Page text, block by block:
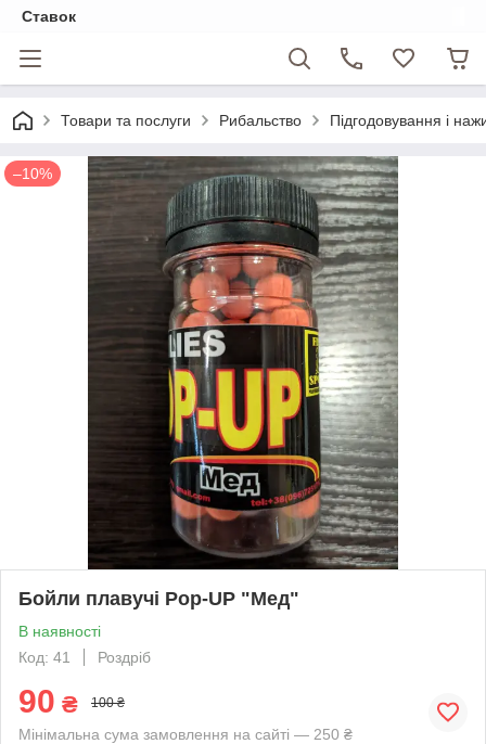
Ставок
Товари та послуги Рибальство Підгодовування і
–10%
Бойли плавучі Pop-UP "Мед"
В наявності
Код: 41
Роздріб
90 ₴ 100 ₴
Мінімальна сума замовлення на сайті — 250 ₴